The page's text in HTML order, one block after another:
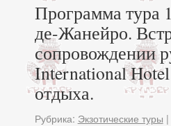
Программа тура
де-Жанейро.
сопровождении
International
отдыха.
Рубрика: Экзотические туры |